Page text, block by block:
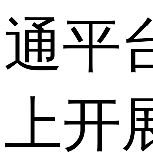
通平
上开